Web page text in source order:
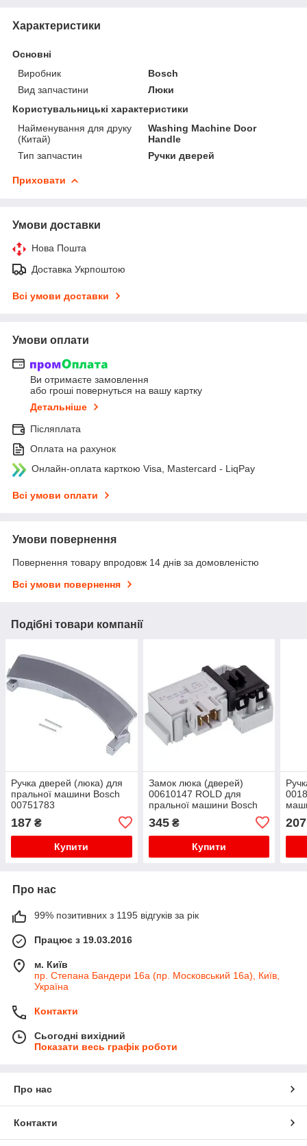
Характеристики
Основні
Виробник
Bosch
Вид запчастини
Люки
Користувальницькі характеристики
Найменування для друку
(Китай)
Washing Machine Door
Handle
Тип запчастин
Ручки дверей
Приховати
Умови доставки
Нова Пошта
Доставка Укрпоштою
Всі умови доставки
Умови оплати
Ви отримаєте замовлення
або гроші повернуться на вашу картку
Детальніше
Післяплата
Оплата на рахунок
Онлайн-оплата карткою Visa, Mastercard - LiqPay
Всі умови оплати
Умови повернення
Повернення товару впродовж 14 днів за домовленістю
Всі умови повернення
Подібні товари компанії
Ручка дверей (люка) для
пральної машини Bosch
00751783
187 ₴
Купити
Замок люка (дверей)
00610147 ROLD для
пральної машини Bosch
345₴
Купити
207
Про нас
99% позитивних з 1195 відгуків за рік
Працює з 19.03.2016
м. Київ
пр. Степана Бандери 16а (пр. Московський 16а), Київ,
Україна
Контакти
Сьогодні вихідний
Показати весь графік роботи
Про нас
Контакти